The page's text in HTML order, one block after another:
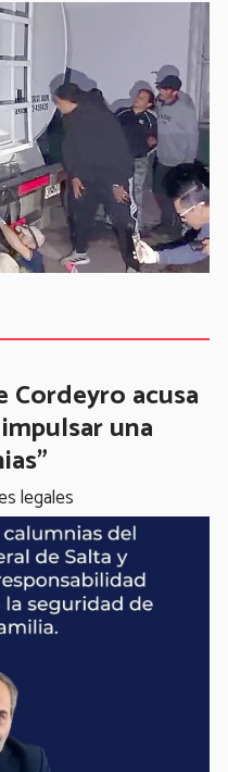
Cordeyro acusa
una
legales